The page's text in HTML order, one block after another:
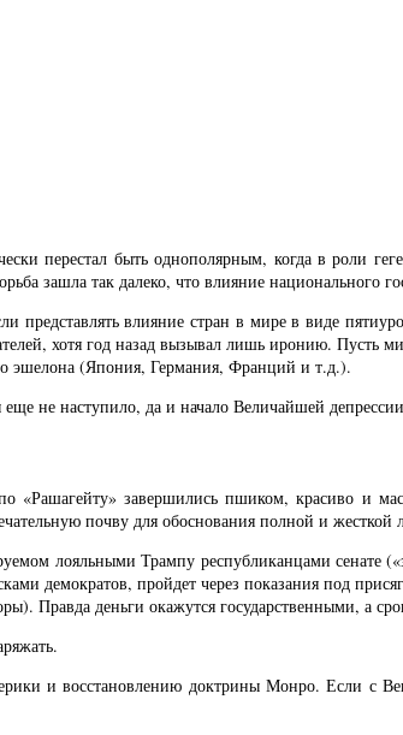
перестал быть однополярным, когда в
зашла так далеко, что влияние национального
представлять влияние стран в мире в виде
хотя год назад вызывал лишь иронию.
эшелона (Япония, Германия, Франций и т.д.).
не наступило, да и начало Величайшей
завершились пшиком, красиво и
почву для обоснования полной и
лояльными Трампу республиканцами сенате
демократов, пройдет через показания под
Правда деньги окажутся государственными, а
и восстановлению доктрины Монро. Если с